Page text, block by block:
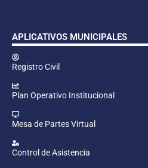
APLICATIVOS MUNICIPALES
Registro Civil
Plan Operativo Institucional
Mesa de Partes Virtual
Control de Asistencia